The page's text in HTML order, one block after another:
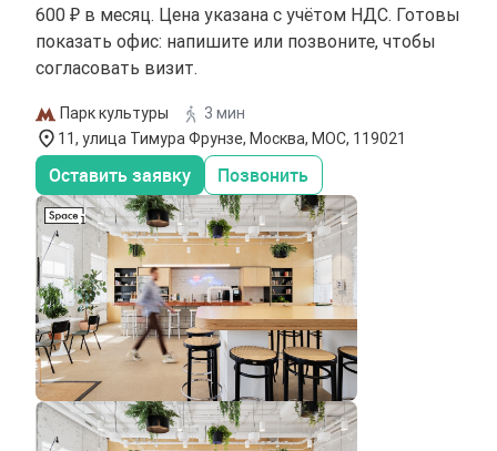
600 ₽ в месяц. Цена указана с учётом НДС. Готовы
показать офис: напишите или позвоните, чтобы
согласовать визит.
Парк культуры
3 мин
11, улица Тимура Фрунзе, Москва, МОС, 119021
Оставить заявку Позвонить